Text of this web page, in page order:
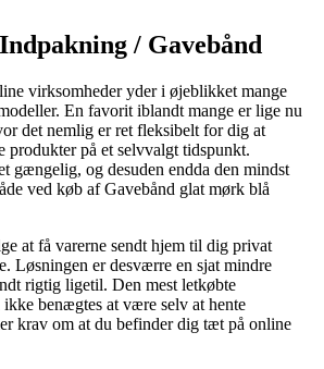
/ Gavebånd
virksomheder yder i øjeblikket mange
En favorit iblandt mange er lige nu
det nemlig er ret fleksibelt for dig at
produkter på et selvvalgt tidspunkt.
gængelig, og desuden endda den mindst
ved køb af Gavebånd glat mørk blå
at få varerne sendt hjem til dig privat
Løsningen er desværre en sjat mindre
rigtig ligetil. Den mest letkøbte
benægtes at være selv at hente
krav om at du befinder dig tæt på online